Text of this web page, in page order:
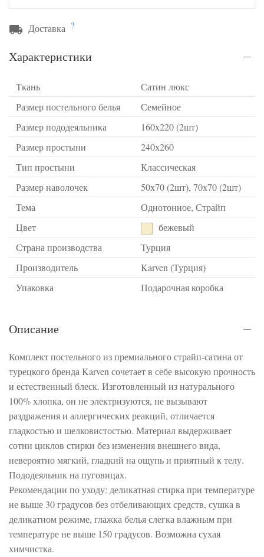
Доставка ?
Характеристики
Ткань
Сатин люкс
Размер постельного белья
Семейное
Размер пододеяльника
160х220 (2шт)
Размер простыни
240х260
Тип простыни
Классическая
Размер наволочек
50х70 (2шт), 70х70 (2шт)
Тема
Однотонное, Страйп
Цвет
бежевый
Страна производства
Турция
Производитель
Karven (Турция)
Упаковка
Подарочная коробка
Описание
Комплект постельного из премиального страйп-сатина от
турецкого бренда Karven сочетает в себе высокую прочность
и естественный блеск. Изготовленный из натурального
100% хлопка, он не электризуются, не вызывают
раздражения и аллергических реакций, отличается
гладкостью и шелковистостью. Материал выдерживает
сотни циклов стирки без изменения внешнего вида,
невероятно мягкий, гладкий на ощупь и приятный к телу.
Пододеяльник на пуговицах.
Рекомендации по уходу: деликатная стирка при температуре
не выше 30 градусов без отбеливающих средств, сушка в
деликатном режиме, глажка белья слегка влажным при
температуре не выше 150 градусов. Возможна сухая
химчистка.